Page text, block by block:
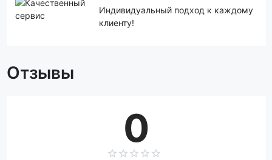
Индивидуальный подход к каждому
клиенту!
Отзывы
0